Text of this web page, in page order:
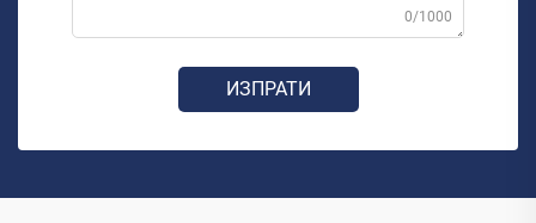
0/1000
ИЗПРАТИ